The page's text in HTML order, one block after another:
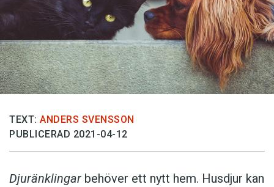
TEXT: ANDERS SVENSSON
PUBLICERAD 2021-04-12
Djuränklingar behöver ett nytt hem. Husdjur kan